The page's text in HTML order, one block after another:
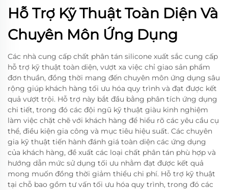
Hỗ Trợ Kỹ Thuật Toàn Diện Và
Chuyên Môn Ứng Dụng
Các nhà cung cấp chất phân tán silicone xuất sắc cung cấp
hỗ trợ kỹ thuật toàn diện, vượt xa việc chỉ giao sản phẩm
đơn thuần, đồng thời mang đến chuyên môn ứng dụng sâu
rộng giúp khách hàng tối ưu hóa quy trình và đạt được kết
quả vượt trội. Hỗ trợ này bắt đầu bằng phân tích ứng dụng
chi tiết, trong đó các đội ngũ kỹ thuật giàu kinh nghiệm
làm việc chặt chẽ với khách hàng để hiểu rõ các yêu cầu cụ
thể, điều kiện gia công và mục tiêu hiệu suất. Các chuyên
gia kỹ thuật tiến hành đánh giá toàn diện các ứng dụng
của khách hàng, đề xuất các loại chất phân tán phù hợp và
hướng dẫn mức sử dụng tối ưu nhằm đạt được kết quả
mong muốn đồng thời giảm thiểu chi phí. Hỗ trợ kỹ thuật
tại chỗ bao gồm tư vấn tối ưu hóa quy trình, trong đó các